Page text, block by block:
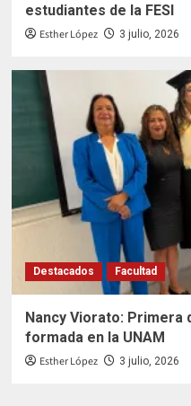
estudiantes de la FESI
Esther López 3 julio, 2026
Destacados Facultad
Nancy Viorato:
formada en la UNAM
Esther López 3 julio, 2026